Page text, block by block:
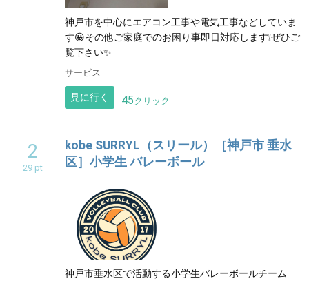
神戸市を中心にエアコン工事や電気工事などしていま
す😀その他ご家庭でのお困り事即日対応します❕ぜひご
覧下さい✨
サービス
見に行く 45クリック
2
29 pt
kobe SURRYL（スリール）［神戸市 垂水
区］小学生 バレーボール
神戸市垂水区で活動する小学生バレーボールチーム